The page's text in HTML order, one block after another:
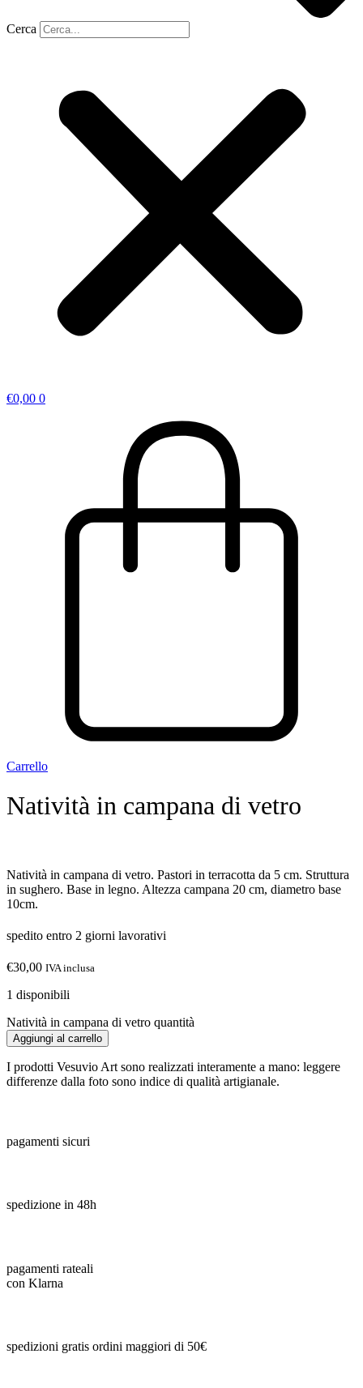
Cerca
€0,00 0
Carrello
Natività in campana di vetro
Natività in campana di vetro. Pastori in terracotta da 5 cm. Struttura
in sughero. Base in legno. Altezza campana 20 cm, diametro base
10cm.
spedito entro 2 giorni lavorativi
€30,00 IVA inclusa
1 disponibili
Natività in campana di vetro quantità
Aggiungi al carrello
I prodotti Vesuvio Art sono realizzati interamente a mano: leggere
differenze dalla foto sono indice di qualità artigianale.
pagamenti sicuri
spedizione in 48h
pagamenti rateali
con Klarna
spedizioni gratis ordini maggiori di 50€